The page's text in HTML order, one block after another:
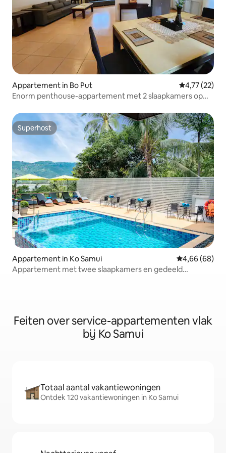
Appartement in Bo Put Gemiddelde
4,77 (22)
Enorm penthouse-appartement met 2 slaapkamers op
Superhost
Superhost
Appartement in Ko Samui Gemiddelde
4,66 (68)
Appartement met twee slaapkamers en gedeeld
Feiten over service-appartementen vlak
bij Ko Samui
Totaal aantal vakantiewoningen
Ontdek 120 vakantiewoningen in Ko Samui